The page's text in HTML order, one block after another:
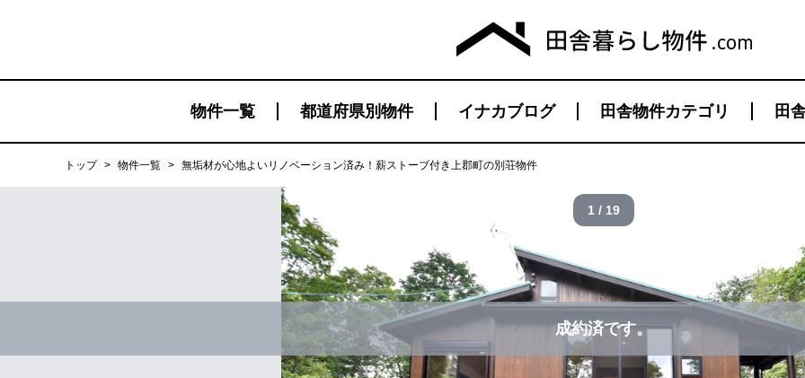
物件一覧 都道府県別物件 イナカブログ 田舎物件カテゴリ 田
トップ > 物件一覧 > 無垢材が心地よいリノベーション済み！薪ストーブ付き上郡町の別荘物件
成約済です。
1 / 19